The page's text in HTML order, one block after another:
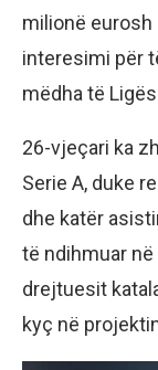
milionë eurosh
interesimi për
mëdha të
26-vjeçari ka
Serie A, duke
dhe katër
të ndihmuar
drejtuesit
kyç në